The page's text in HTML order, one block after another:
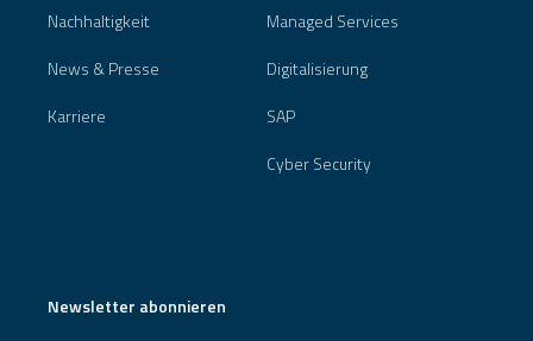
Nachhaltigkeit
News & Presse
Karriere
Managed Services
Digitalisierung
SAP
Cyber Security
Newsletter abonnieren